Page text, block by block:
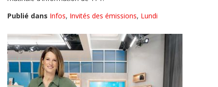
Publié dans Infos, Invités des émissions, Lundi